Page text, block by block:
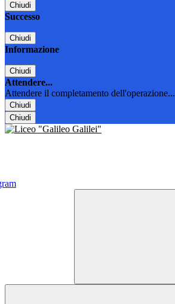
Chiudi
Successo
Chiudi
Informazione
Chiudi
Attendere...
Attendere il completamento dell'operazione...
Chiudi
Chiudi